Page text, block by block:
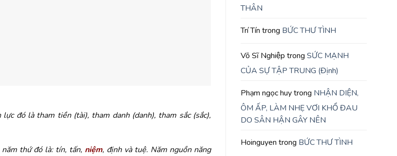
đó là tham tiền (tài), tham danh (danh), tham sắc (sắc),
thứ đó là: tín, tấn, niệm, định và tuệ. Năm nguồn năng
THÂN
Trí Tín trong BỨC THƯ TÌNH
Võ Sĩ Nghiệp trong SỨC MẠNH
CỦA SỰ TẬP TRUNG (Định)
Phạm ngọc huytrong NHẬN DIỆN,
ÔM ẤP, LÀM NHẸ VƠI KHỔ ĐAU
DO SÂN HẬN GÂY NÊN
Hoinguyen trong BỨC THƯ TÌNH